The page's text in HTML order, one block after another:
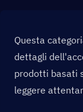
Questa
dettagli
prodotti basati
leggere